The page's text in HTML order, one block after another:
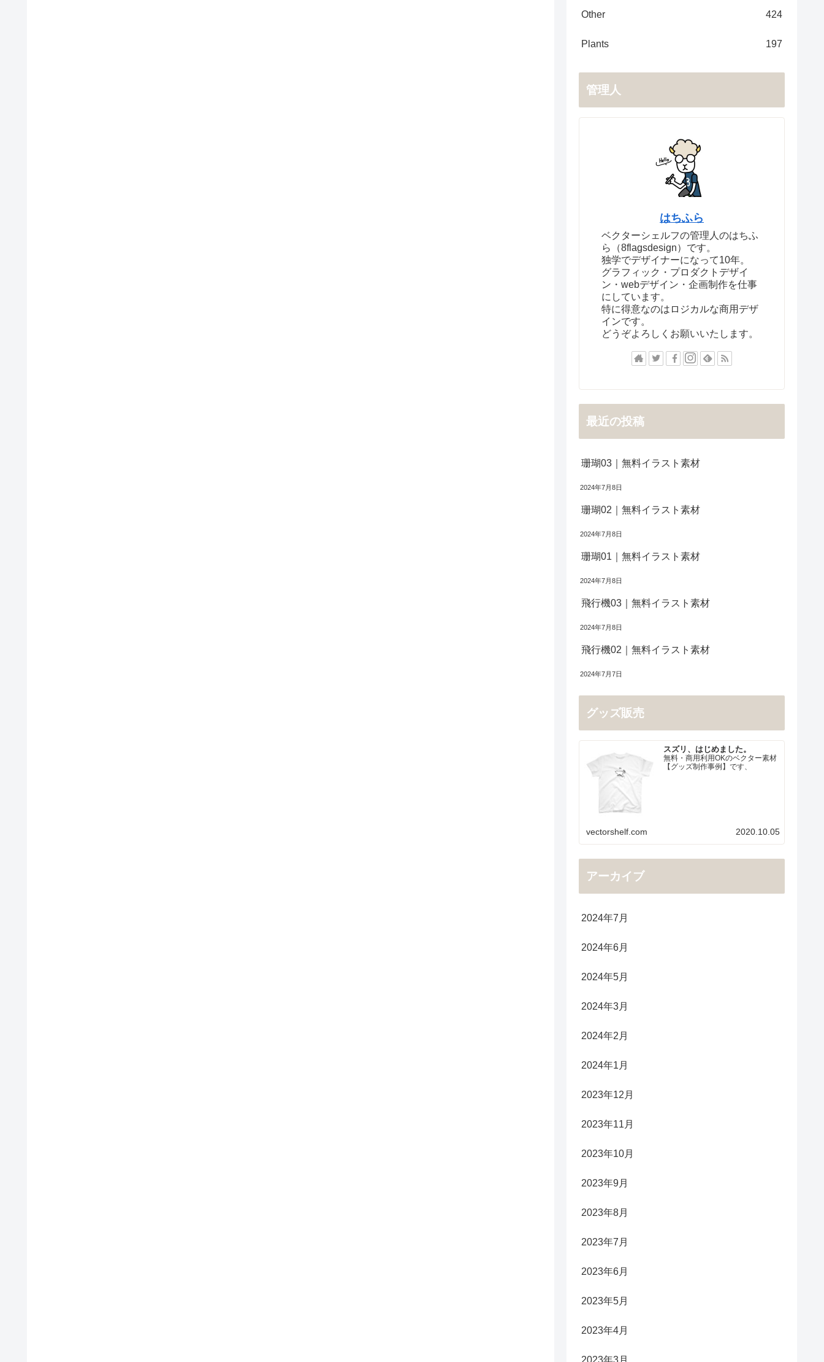
Other 424
Plants 197
管理人
はちふら
ベクターシェルフの管理人のはちふ
ら（8flagsdesign）です。
独学でデザイナーになって10年。
グラフィック・プロダクトデザイ
ン・webデザイン・企画制作を仕事
にしています。
特に得意なのはロジカルな商用デザ
インです。
どうぞよろしくお願いいたします。
最近の投稿
珊瑚03｜無料イラスト素材
2024年7月8日
珊瑚02｜無料イラスト素材
2024年7月8日
珊瑚01｜無料イラスト素材
2024年7月8日
飛行機03｜無料イラスト素材
2024年7月8日
飛行機02｜無料イラスト素材
2024年7月7日
グッズ販売
スズリ、はじめました。
無料・商用利用OKのベクター素材
【グッズ制作事例】です、
vectorshelf.com 2020.10.05
アーカイブ
2024年7月
2024年6月
2024年5月
2024年3月
2024年2月
2024年1月
2023年12月
2023年11月
2023年10月
2023年9月
2023年8月
2023年7月
2023年6月
2023年5月
2023年4月
2023年3月